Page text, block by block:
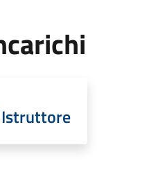
Istruttore